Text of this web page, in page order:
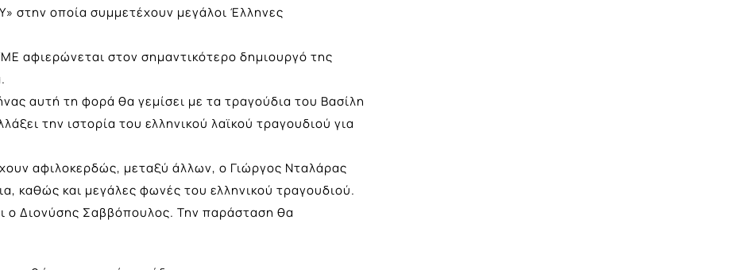
στην οποία συμμετέχουν μεγάλοι Έλληνες
αφιερώνεται στον σημαντικότερο δημιουργό της
αυτή τη φορά θα γεμίσει με τα τραγούδια του Βασίλη
την ιστορία του ελληνικού λαϊκού τραγουδιού για
αφιλοκερδώς, μεταξύ άλλων, ο Γιώργος Νταλάρας
καθώς και μεγάλες φωνές του ελληνικού τραγουδιού.
ο Διονύσης Σαββόπουλος. Την παράσταση θα